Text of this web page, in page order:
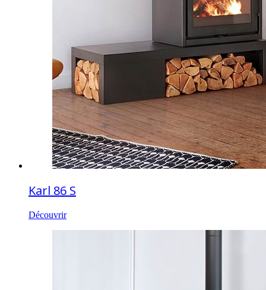
Karl 86 S
Découvrir